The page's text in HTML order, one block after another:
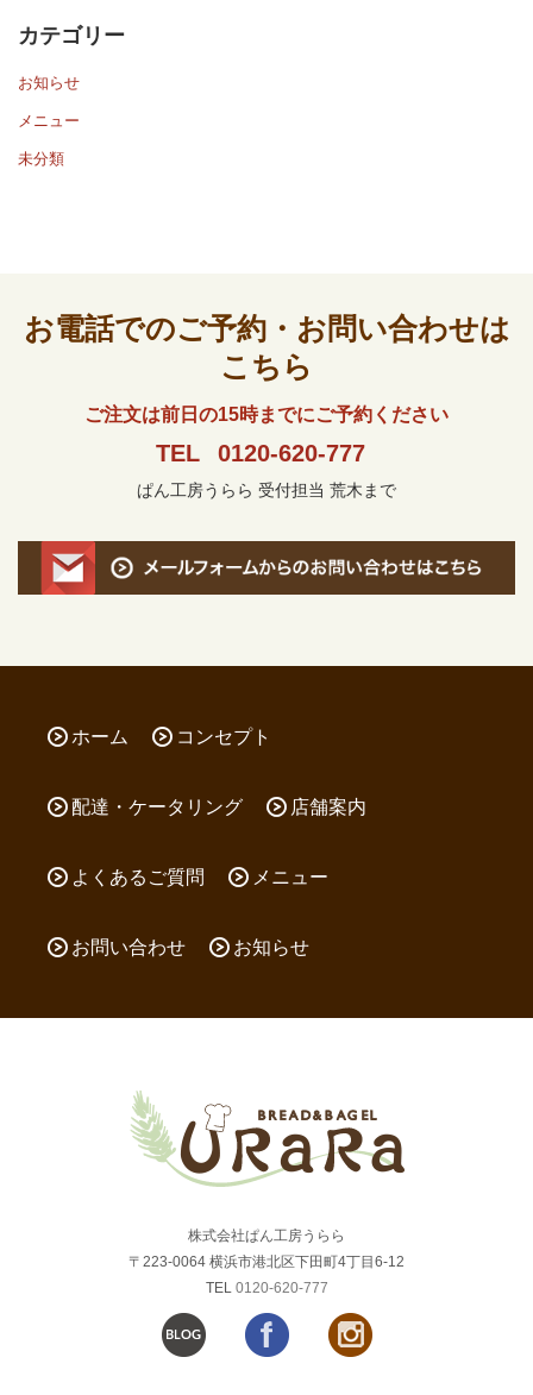
カテゴリー
お知らせ
メニュー
未分類
お電話でのご予約・お問い合わせは
こちら
ご注文は前日の15時までにご予約ください
TEL 0120-620-777
ぱん工房うらら 受付担当 荒木まで
ホーム コンセプト
配達・ケータリング 店舗案内
よくあるご質問 メニュー
お問い合わせ お知らせ
株式会社ぱん工房うらら
〒223-0064 横浜市港北区下田町4丁目6-12
TEL 0120-620-777